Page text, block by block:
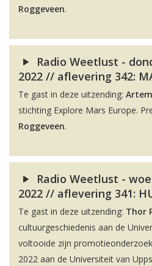
Roggeveen.
Radio Weetlust -
2022 // aflevering 342:
Te gast in deze uitzending:
stichting Explore Mars Europe.
Roggeveen.
Radio Weetlust -
2022 // aflevering 341:
Te gast in deze uitzending: Thor
cultuurgeschiedenis aan de
voltooide zijn
2022 aan de Universiteit van